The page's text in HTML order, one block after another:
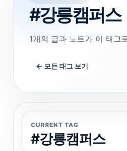
#강릉캠퍼스
1개의 글과 노트가 이 태그
← 모든 태그 보기
CURRENT TAG
#강릉캠퍼스